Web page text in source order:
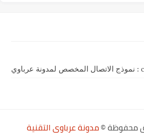
©مدونة عرباوي التقنية